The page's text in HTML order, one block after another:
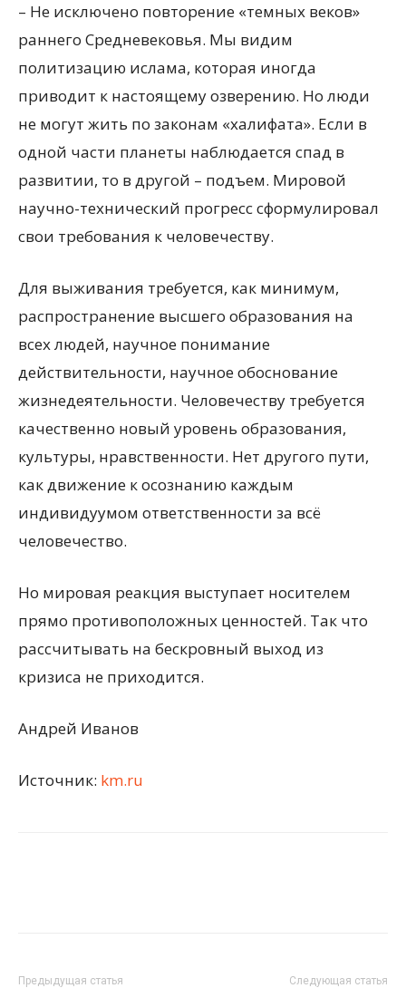
– Не исключено повторение «темных веков»
раннего Средневековья. Мы видим
политизацию ислама, которая иногда
приводит к настоящему озверению. Но люди
не могут жить по законам «халифата». Если в
одной части планеты наблюдается спад в
развитии, то в другой – подъем. Мировой
научно-технический прогресс сформулировал
свои требования к человечеству.
Для выживания требуется, как минимум,
распространение высшего образования на
всех людей, научное понимание
действительности, научное обоснование
жизнедеятельности. Человечеству требуется
качественно новый уровень образования,
культуры, нравственности. Нет другого пути,
как движение к осознанию каждым
индивидуумом ответственности за всё
человечество.
Но мировая реакция выступает носителем
прямо противоположных ценностей. Так что
рассчитывать на бескровный выход из
кризиса не приходится.
Андрей Иванов
Источник: km.ru
Предыдущая статья Следующая статья